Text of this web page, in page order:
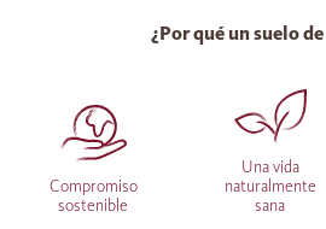
¿Por qué un suelo
Compromiso
sostenible
Una vida
naturalmente
sana